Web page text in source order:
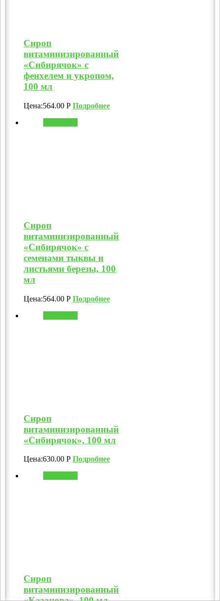
Сироп
витаминизированный
«Сибирячок» с
фенхелем и укропом,
100 мл
Цена:564.00 Р Подробнее
Сироп
витаминизированный
«Сибирячок» с
семенами тыквы и
листьями березы, 100
мл
Цена:564.00 Р Подробнее
Сироп
витаминизированный
«Сибирячок», 100 мл
Цена:630.00 Р Подробнее
Сироп
витаминизированный